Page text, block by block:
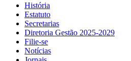
História
Estatuto
Secretarias
Diretoria Gestão 2025-2029
Filie-se
Notícias